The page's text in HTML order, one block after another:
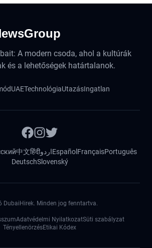
A modern csoda, ahol a kultúrák
és a lehetőségek határtalanok.
UAETechnológiaUtazásIngatlan
中文हिंदीاردوEspañol FrançaisPortuguês
DeutschSlovenský
DubaiHirek. Minden jog fenntartva.
Adatvédelmi NyilatkozatSüti szabályzat
TényellenörzésEtikai Kódex